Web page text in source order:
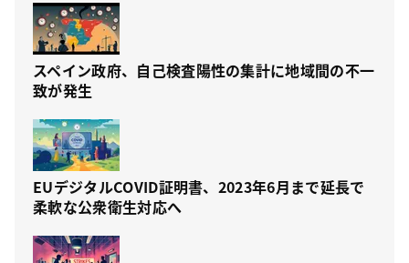
スペイン政府、自己検査陽性の集計に地域間の不一
致が発生
EUデジタルCOVID証明書、2023年6月まで延長で
柔軟な公衆衛生対応へ